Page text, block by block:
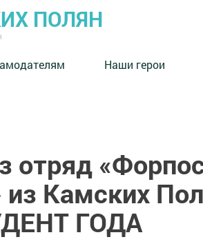
ПОЛЯН
Наши герои
отряд
Камских
ГОДА